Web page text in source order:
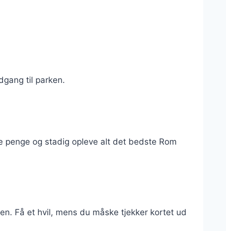
til parken.
penge og stadig opleve alt det bedste Rom
Få et hvil, mens du måske tjekker kortet ud